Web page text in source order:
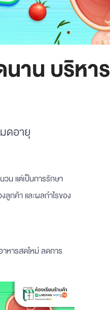
าน บริหาร
ดอายุ
วน แต่เป็นการรักษา
กค้า และผลกำไรของ
หารสดใหม่ ลดการ